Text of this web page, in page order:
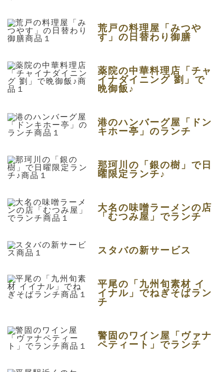
荒戸の料理屋「みつや
す」の日替わり御膳
薬院の中華料理店「チャ
イナダイニング 劉」で
晩御飯♪
港のハンバーグ屋「ドン
キホー亭」のランチ
那珂川の「銀の樹」で日
曜限定ランチ♪
大名の味噌ラーメンの店
「むつみ屋」でランチ
スタバの新サービス
平尾の「九州旬素材 イ
イナル」でねぎそばラン
チ
警固のワイン屋「ヴァナ
ペティート」でランチ